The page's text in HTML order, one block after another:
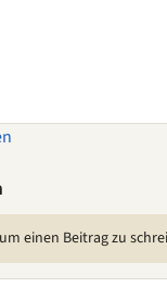
einen Beitrag zu